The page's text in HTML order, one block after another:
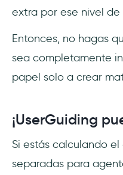
extra por ese nivel de
Entonces, no hagas
sea completamente
papel solo a crear
¡UserGuiding
Si estás calculando
separadas para